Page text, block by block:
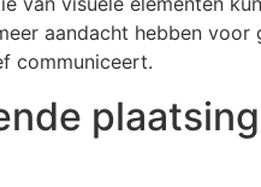
aandacht hebben
communiceert.